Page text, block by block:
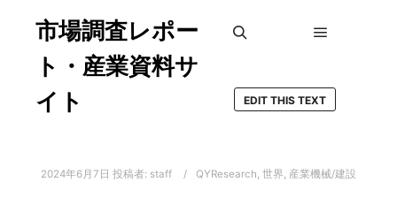
市場調査レポー
ト・産業資料サ
イト
EDIT THIS TEXT
2024年6月7日 投稿者: staff QYResearch, 世界, 産業機械/建設